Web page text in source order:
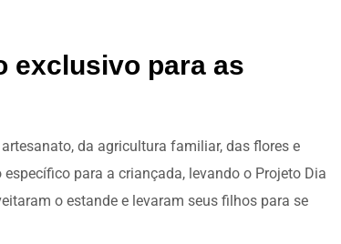
exclusivo para as
da agricultura familiar, das flores e
para a criançada, levando o Projeto Dia
o estande e levaram seus filhos para se